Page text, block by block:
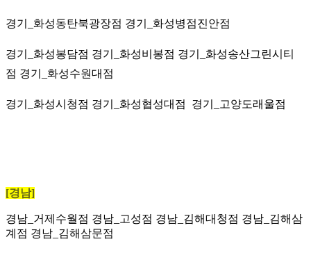
경기_화성동탄북광장점 경기_화성병점진안점
경기_화성봉담점 경기_화성비봉점 경기_화성송산그린시티
점 경기_화성수원대점
경기_화성시청점 경기_화성협성대점 경기_고양도래울점
[경남]
경남_거제수월점 경남_고성점 경남_김해대청점 경남_김해삼
계점 경남_김해삼문점